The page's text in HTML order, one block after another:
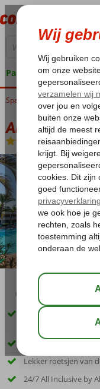
Pakketgarantie
Home Canarische Eilanden
Abora
All Inclusive
04:20 aug
Fijn hotel met
Lekker roetsjen van
24/7 All Inclusive by